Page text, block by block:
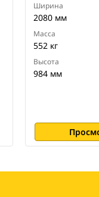
Ширина
2080 мм
Масса
552 кг
Высота
984 мм